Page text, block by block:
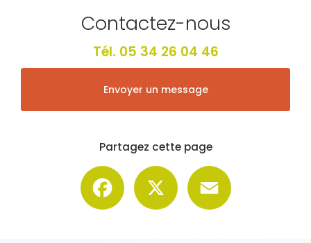
Contactez-nous
Tél. 05 34 26 04 46
Envoyer un message
Partagez cette page
Facebook